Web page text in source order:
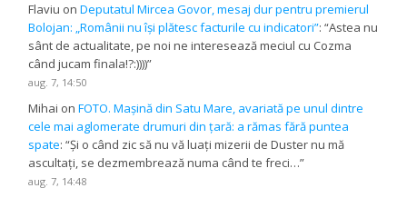
Flaviu onDeputatul Mircea Govor, mesaj dur pentru premierul
Bolojan: „Românii nu își plătesc facturile cu indicatori”: “Astea nu
sânt de actualitate, pe noi ne interesează meciul cu Cozma
când jucam finala!?:))))”
aug. 7, 14:50
Mihai onFOTO. Mașină din Satu Mare, avariată pe unul dintre
cele mai aglomerate drumuri din țară: a rămas fără puntea
spate: “Și o când zic să nu vă luați mizerii de Duster nu mă
ascultați, se dezmembrează numa când te freci…”
aug. 7, 14:48